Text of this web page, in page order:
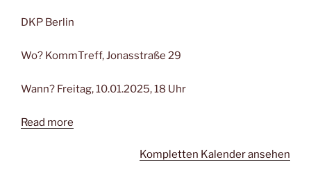
DKP Berlin
Wo? KommTreff, Jonasstraße 29
Wann? Freitag, 10.01.2025, 18 Uhr
Read more
Kompletten Kalender ansehen